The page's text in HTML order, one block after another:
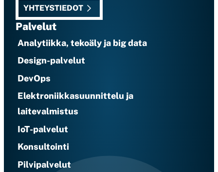
YHTEYSTIEDOT
Palvelut
Analytiikka, tekoäly ja big data
Design-palvelut
DevOps
Elektroniikkasuunnittelu ja
laitevalmistus
IoT-palvelut
Konsultointi
Pilvipalvelut